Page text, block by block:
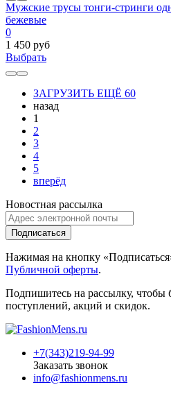
Мужские трусы тонги-стринги
бежевые
0
1 450 руб
Выбрать
ЗАГРУЗИТЬ ЕЩЁ 60
назад
1
2
3
4
5
вперёд
Новостная рассылка
Подписаться
Нажимая на кнопку
Публичной оферты.
Подпишитесь на рассылку,
поступлений, акций и скидок.
+7(343)219-94-99
Заказать звонок
info@fashionmens.ru